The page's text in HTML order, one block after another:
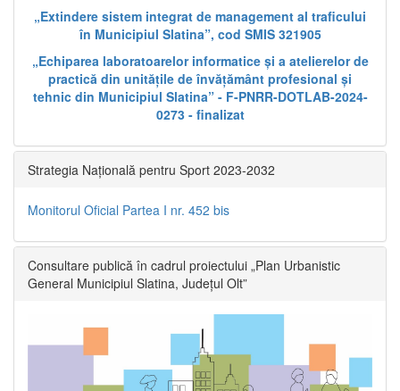
„Extindere sistem integrat de management al traficului
în Municipiul Slatina”, cod SMIS 321905
„Echiparea laboratoarelor informatice și a atelierelor de
practică din unitățile de învățământ profesional și
tehnic din Municipiul Slatina” - F-PNRR-DOTLAB-2024-
0273 - finalizat
Strategia Națională pentru Sport 2023-2032
Monitorul Oficial Partea I nr. 452 bis
Consultare publică în cadrul proiectului „Plan Urbanistic
General Municipiul Slatina, Județul Olt”